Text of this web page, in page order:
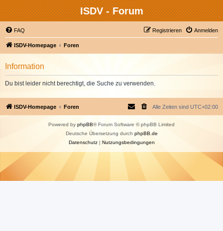
ISDV - Forum
FAQ Anmelden
Registrieren
ISDV-Homepage Foren
Information
Du bist leider nicht berechtigt, die Suche zu verwenden.
ISDV-Homepage Foren Alle Zeiten sind UTC+02:00
Powered by phpBB® Forum Software © phpBB Limited
Deutsche Übersetzung durch phpBB.de
Datenschutz| Nutzungsbedingungen